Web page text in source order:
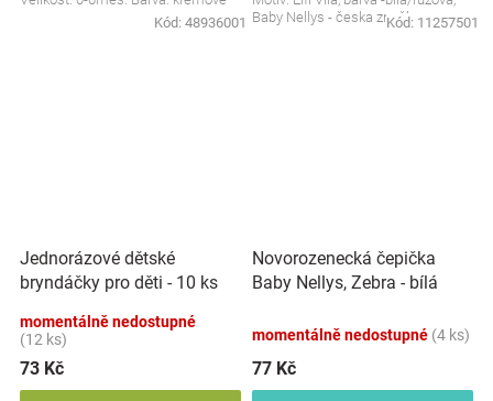
Kód: 48936001 Baby Nellys - česka značka
Kód: 11257501
Jednorázové dětské
bryndáčky pro děti - 10 ks
momentálně nedostupné
(12 ks)
73 Kč
Novorozenecká čepička
Baby Nellys, Zebra - bílá
momentálně nedostupné (4 ks)
77 Kč